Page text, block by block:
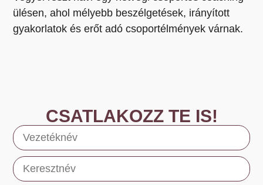
ülésen, ahol mélyebb beszélgetések, irányított
gyakorlatok és erőt adó csoportélmények várnak.
CSATLAKOZZ TE IS!